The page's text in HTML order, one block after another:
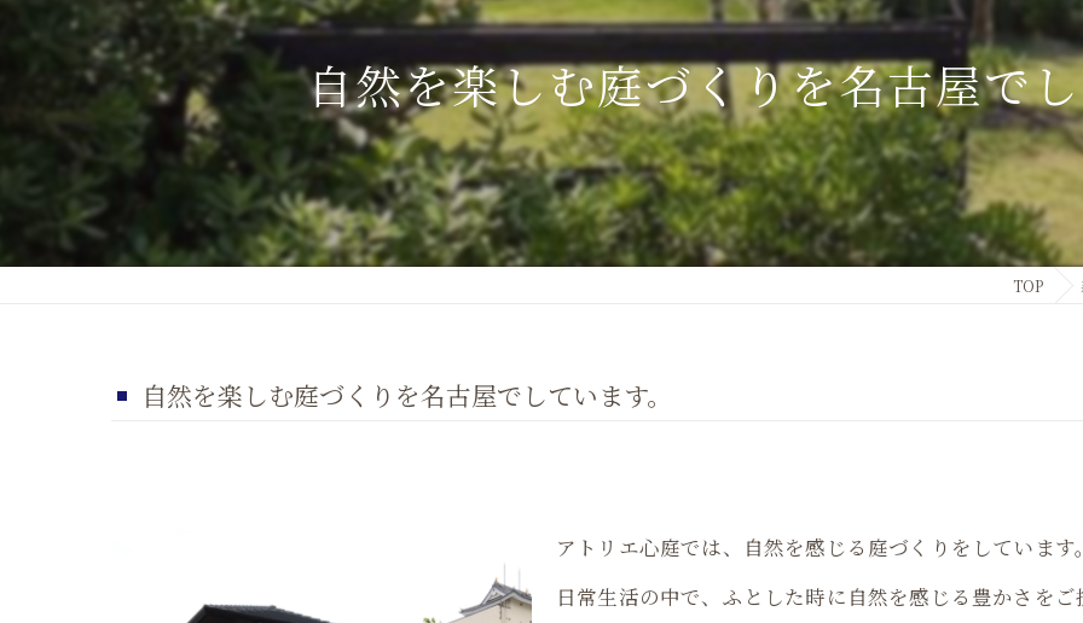
自然の庭へ
在来種の庭
庭で自然観察
庭を育てる
自然を楽しむ庭づくりを名古屋で
TOP
自然を楽しむ庭づくりを名古屋でしています。
アトリエ心庭では、自然を感じる庭づくりをしています。
日常生活の中で、ふとした時に自然を感じる豊かさをご